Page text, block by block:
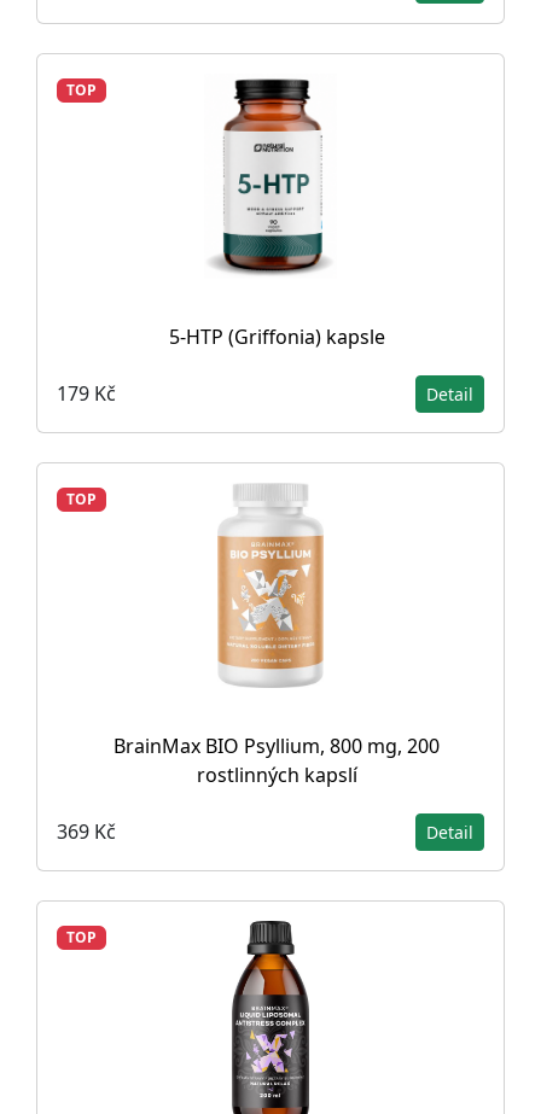
TOP
5-HTP (Griffonia) kapsle
179 Kč Detail
TOP
BrainMax BIO Psyllium, 800 mg, 200
rostlinných kapslí
369 Kč Detail
TOP